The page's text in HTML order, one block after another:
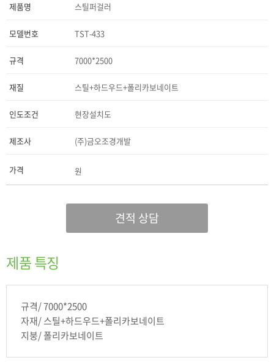
제품명 스틸퍼걸러
모델번호 TST-433
규격 7000*2500
재질 스틸+하드우드+폴리카보네이트
인도조건 현장설치도
제조사 (주)금오조경개발
가격 원
견적 상담
제품 특징
규격/ 7000*2500
자재/ 스틸+하드우드+폴리카보네이트
지붕/ 폴리카보네이트